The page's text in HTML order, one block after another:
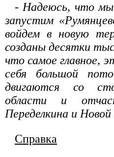
- Надеюсь, что мы
запустим
войдем в новую
созданы десятки
что самое главное,
себя большой
двигаются со
области и
Переделкина и
Справка